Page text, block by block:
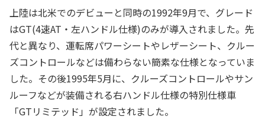
上陸は北米でのデビューと同時の1992年9月で、グレード
はGT(4速AT・左ハンドル仕様)のみが導入されました。先
代と異なり、運転席パワーシートやレザーシート、クルー
ズコントロールなどは備わらない簡素な仕様となっていま
した。その後1995年5月に、クルーズコントロールやサン
ルーフなどが装備される右ハンドル仕様の特別仕様車
「GTリミテッド」が設定されました。